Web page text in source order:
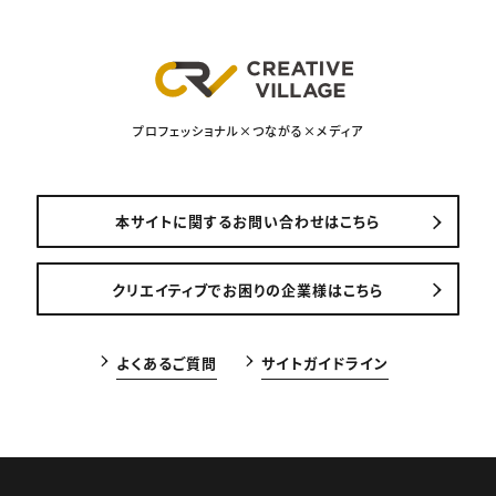
プロフェッショナル×つながる×メディア
本サイトに関するお問い合わせはこちら
クリエイティブでお困りの企業様はこちら
よくあるご質問 サイトガイドライン